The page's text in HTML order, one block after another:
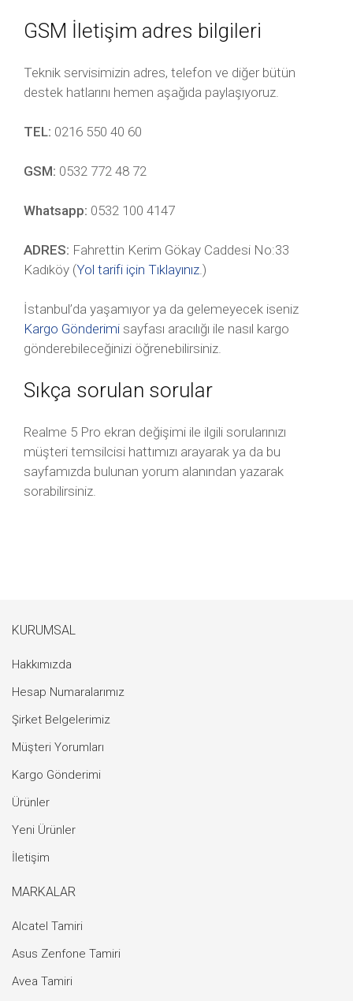
GSM İletişim adres bilgileri
Teknik servisimizin adres, telefon ve diğer bütün
destek hatlarını hemen aşağıda paylaşıyoruz.
TEL: 0216 550 40 60
GSM: 0532 772 48 72
Whatsapp: 0532 100 4147
ADRES: Fahrettin Kerim Gökay Caddesi No:33
Kadıköy (Yol tarifi için Tıklayınız.)
İstanbul’da yaşamıyor ya da gelemeyecek iseniz
Kargo Gönderimi sayfası aracılığı ile nasıl kargo
gönderebileceğinizi öğrenebilirsiniz.
Sıkça sorulan sorular
Realme 5 Pro ekran değişimi ile ilgili sorularınızı
müşteri temsilcisi hattımızı arayarak ya da bu
sayfamızda bulunan yorum alanından yazarak
sorabilirsiniz.
KURUMSAL
Hakkımızda
Hesap Numaralarımız
Şirket Belgelerimiz
Müşteri Yorumları
Kargo Gönderimi
Ürünler
Yeni Ürünler
İletişim
MARKALAR
Alcatel Tamiri
Asus Zenfone Tamiri
Avea Tamiri